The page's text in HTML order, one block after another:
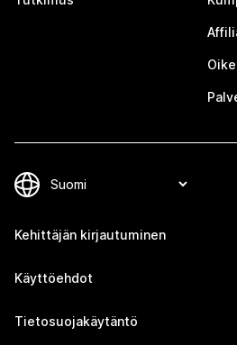
Kehittäjän kirjautuminen
Käyttöehdot
Tietosuojakäytäntö